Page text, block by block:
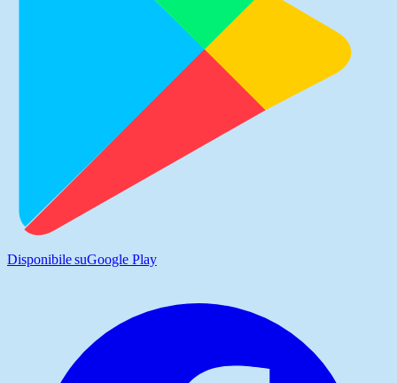
Disponibile suGoogle Play